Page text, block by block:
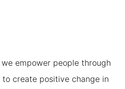
empower people through
create positive change in